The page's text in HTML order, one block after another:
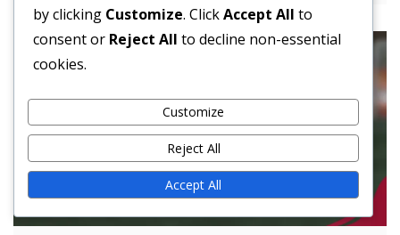
by clicking Customize. ClickAccept All to
consent or Reject All to decline non-essential
cookies.
Customize
Reject All
Accept All